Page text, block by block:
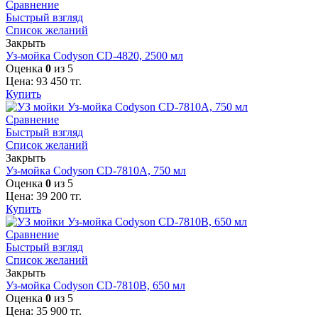
Сравнение
Быстрый взгляд
Список желаний
Закрыть
Уз-мойка Codyson CD-4820, 2500 мл
Оценка 0 из 5
Цена: 93 450 тг.
Купить
Сравнение
Быстрый взгляд
Список желаний
Закрыть
Уз-мойка Codyson CD-7810A, 750 мл
Оценка 0 из 5
Цена: 39 200 тг.
Купить
Сравнение
Быстрый взгляд
Список желаний
Закрыть
Уз-мойка Codyson CD-7810B, 650 мл
Оценка 0 из 5
Цена: 35 900 тг.